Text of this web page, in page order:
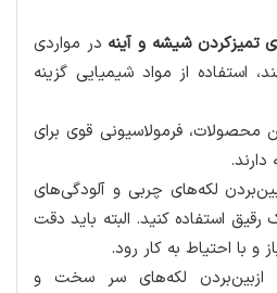
تمیزکردن شیشه و آینه در مواردی
استفاده از مواد شیمیایی گزینه
محصولات، فرمولاسیونی قوی برای
لکه‌های چربی و آلودگی‌های
استفاده کنید. البته باید دقت
و با احتیاط به کار رود.
ازبین‌بردن لکه‌های سر سخت و